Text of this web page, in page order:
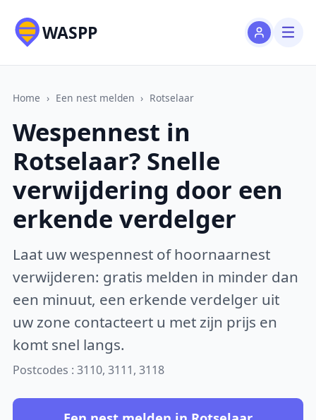
WASPP
Home › Een nest melden › Rotselaar
Wespennest in
Rotselaar? Snelle
verwijdering door een
erkende verdelger
Laat uw wespennest of hoornaarnest
verwijderen: gratis melden in minder dan
een minuut, een erkende verdelger uit
uw zone contacteert u met zijn prijs en
komt snel langs.
Postcodes : 3110, 3111, 3118